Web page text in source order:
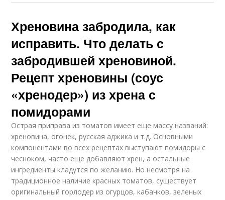
Хреновина забродила, как
исправить. Что делать с
забродившей хреновиной.
Рецепт хреновины (соус
«хренодер») из хрена с
помидорами
Острая приправа из томатов имеет еще массу названий:
хреновина, огонек, русская аджика и т.д. Основными
компонентами во всех рецептах выступают помидоры с
чесноком, часто еще добавляют хрен, а остальные
ингредиенты кладутся по желанию. Но несмотря на
традиционное наличие красных томатов, существует
оригинальный горлодер из огурцов, кабачков, зеленых